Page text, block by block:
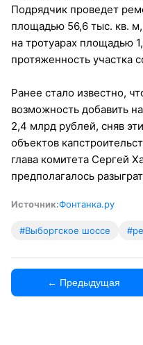
Подрядчик проведет
площадью 56,6 тыс. кв.
на тротуарах площадью
протяженность участка
Ранее стало известно,
возможность добавить
2,4 млрд рублей, сняв
объектов
глава комитета Сергей
предполагалось
Источник:Фонтанка.ру
#Выборгское шоссе
← Предыдущая